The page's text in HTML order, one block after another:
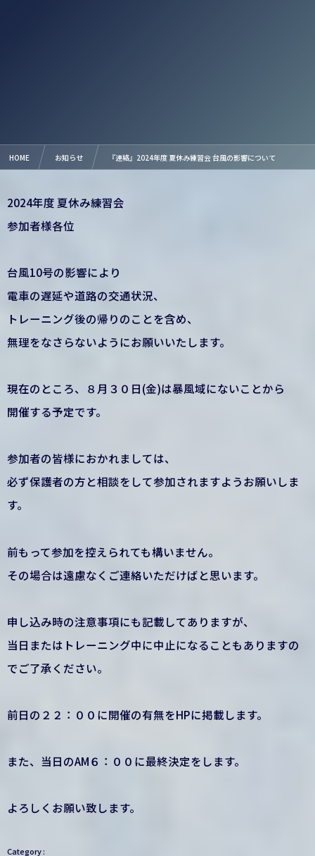
HOME お知らせ 『連絡』2024年度 夏休み練習会 台風の影響について
2024年度 夏休み練習会
参加者様各位
台風10号の影響により
電車の遅延や道路の交通状況、
トレーニング後の帰りのことを含め、
無理をなさらないようにお願いいたします。
現在のところ、８月３０日(金)は暴風域にないことから
開催する予定です。
参加者の皆様におかれましては、
必ず保護者の方と相談をして参加されますようお願いしま
す。
前もって参加を控えられても構いません。
その場合は遠慮なくご連絡いただけばと思います。
申し込み時の注意事項にも記載してありますが、
当日またはトレーニング中に中止になることもありますの
でご了承ください。
前日の２２：００に開催の有無をHPに掲載します。
また、当日のAM６：００に最終決定をします。
よろしくお願い致します。